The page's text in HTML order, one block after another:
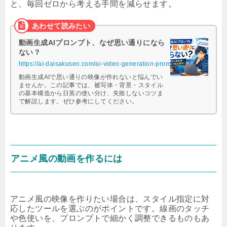
と、毎回ゼロから考える手間を減らせます。
動画生成AIプロンプト、なぜ思い通りになら
ない？
https://ai-daisakusen.com/ai-video-generation-prompts/
動画生成AIで思い通りの映像が作れないと悩んでい
ませんか。この記事では、被写体・背景・スタイル
の基本構造から日英の使い分け、失敗しないコツま
で解説します。ぜひ参考にしてください。
アニメ風の動画を作るには
アニメ風の映像を作りたい場合は、スタイル指定に対
応したツールを選ぶのがポイントです。線画のタッチ
や色使いを、プロンプトで細かく調整できるものもあ